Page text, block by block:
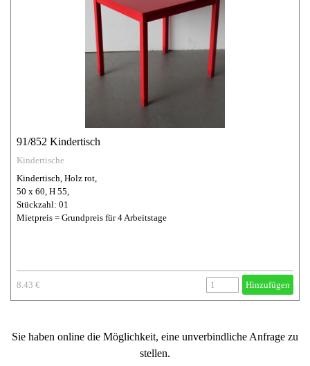
91/852 Kindertisch
Kindertische
Kindertisch, Holz rot,
50 x 60, H 55,
Stückzahl: 01
Mietpreis = Grundpreis für 4 Arbeitstage
8.43 € Hinzufügen
Sie haben online die Möglichkeit, eine unverbindliche Anfrage zu
stellen.